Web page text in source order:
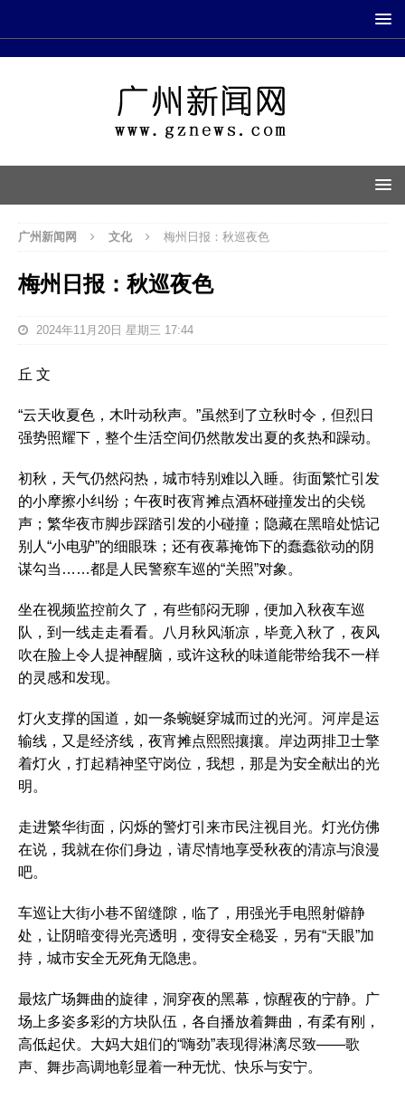
广州新闻网 文化 梅州日报：秋巡夜色
梅州日报：秋巡夜色
2024年11月20日 星期三 17:44
丘 文
“云天收夏色，木叶动秋声。”虽然到了立秋时令，但烈日
强势照耀下，整个生活空间仍然散发出夏的炙热和躁动。
初秋，天气仍然闷热，城市特别难以入睡。街面繁忙引发
的小摩擦小纠纷；午夜时夜宵摊点酒杯碰撞发出的尖锐
声；繁华夜市脚步踩踏引发的小碰撞；隐藏在黑暗处惦记
别人“小电驴”的细眼珠；还有夜幕掩饰下的蠢蠢欲动的阴
谋勾当……都是人民警察车巡的“关照”对象。
坐在视频监控前久了，有些郁闷无聊，便加入秋夜车巡
队，到一线走走看看。八月秋风渐凉，毕竟入秋了，夜风
吹在脸上令人提神醒脑，或许这秋的味道能带给我不一样
的灵感和发现。
灯火支撑的国道，如一条蜿蜒穿城而过的光河。河岸是运
输线，又是经济线，夜宵摊点熙熙攘攘。岸边两排卫士擎
着灯火，打起精神坚守岗位，我想，那是为安全献出的光
明。
走进繁华街面，闪烁的警灯引来市民注视目光。灯光仿佛
在说，我就在你们身边，请尽情地享受秋夜的清凉与浪漫
吧。
车巡让大街小巷不留缝隙，临了，用强光手电照射僻静
处，让阴暗变得光亮透明，变得安全稳妥，另有“天眼”加
持，城市安全无死角无隐患。
最炫广场舞曲的旋律，洞穿夜的黑幕，惊醒夜的宁静。广
场上多姿多彩的方块队伍，各自播放着舞曲，有柔有刚，
高低起伏。大妈大姐们的“嗨劲”表现得淋漓尽致——歌
声、舞步高调地彰显着一种无忧、快乐与安宁。